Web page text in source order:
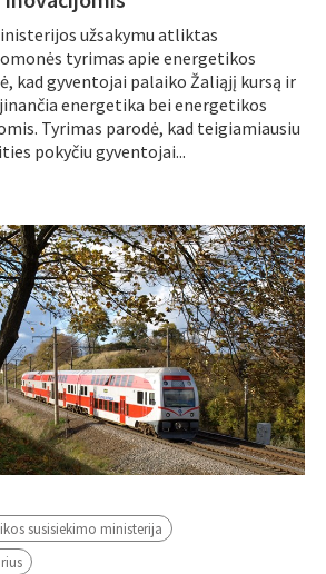
užsakymu atliktas
tyrimas apie energetikos
kad gyventojai palaiko Žaliąjį kursą ir
energetika bei energetikos
Tyrimas parodė, kad teigiamiausiu
pokyčiu gyventojai...
susisiekimo ministerija